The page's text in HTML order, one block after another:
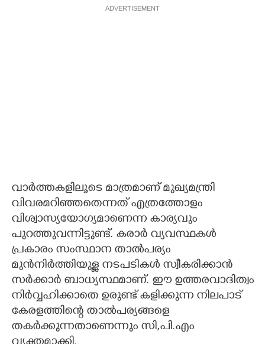
ADVERTISEMENT
വാർത്തകളിലൂടെ മാത്രമാണ് മുഖ്യമന്ത്രി
വിവരമറിഞ്ഞതെന്നത് എത്രത്തോളം
വിശ്വാസ്യയോഗ്യമാണെന്ന കാര്യവും
പുറത്തുവന്നിട്ടുണ്ട്. കരാർ വ്യവസ്ഥകൾ
പ്രകാരം സംസ്ഥാന താൽപര്യം
മുൻനിർത്തിയുള്ള നടപടികൾ സ്വീകരിക്കാൻ
സർക്കാർ ബാധ്യസ്ഥമാണ്. ഈ ഉത്തരവാദിത്വം
നിർവ്വഹിക്കാതെ ഉരുണ്ട് കളിക്കുന്ന നിലപാട്
കേരളത്തിന്റെ താൽപര്യങ്ങളെ
തകർക്കുന്നതാണെന്നും സി,​പി.എം